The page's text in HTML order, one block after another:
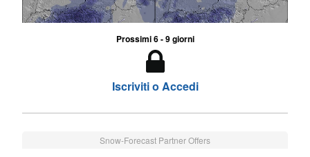
Prossimi 6 - 9 giorni
Iscriviti o Accedi
Snow-Forecast Partner Offers